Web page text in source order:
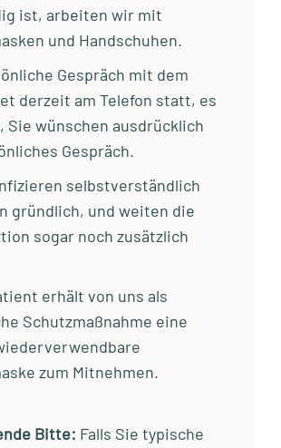
ist, arbeiten wir mit
und Handschuhen.
Gespräch mit dem
derzeit am Telefon statt, es
Sie wünschen ausdrücklich
Gespräch.
selbstverständlich
gründlich, und weiten die
sogar noch zusätzlich
erhält von uns als
Schutzmaßnahme eine
zum Mitnehmen.
Bitte: Falls Sie typische